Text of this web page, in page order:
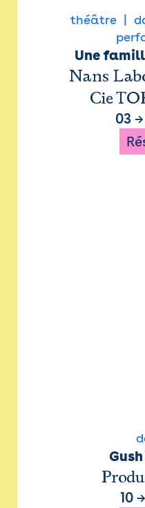
théâtre
Une
Nans
Cie
03 →
10 →